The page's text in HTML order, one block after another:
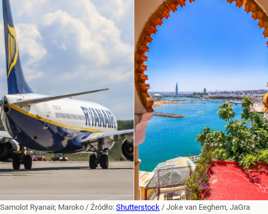
Samolot Ryanair, Maroko / Źródło: Shutterstock / Joke van Eeghem, JaGra